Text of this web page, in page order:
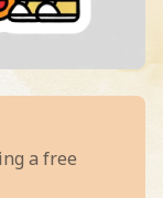
a free